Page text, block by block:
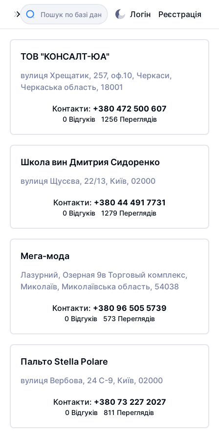
Логін Реєстрація
ТОВ "КОНСАЛТ-ЮА"
вулиця Хрещатик, 257, оф.10, Черкаси,
Черкаська область, 18001
Контакти: +380 472 500 607
0 Відгуків 1256 Переглядів
Школа вин Дмитрия Сидоренко
вулиця Щусєва, 22/13, Київ, 02000
Контакти: +380 44 491 7731
0 Відгуків 1279 Переглядів
Мега-мода
Лазурний, Озерная 9в Торговый комплекс,
Миколаїв, Миколаївська область, 54038
Контакти: +380 96 505 5739
0 Відгуків 573 Переглядів
Пальто Stella Polare
вулиця Вербова, 24 C-9, Київ, 02000
Контакти: +380 73 227 2027
0 Відгуків 811 Переглядів